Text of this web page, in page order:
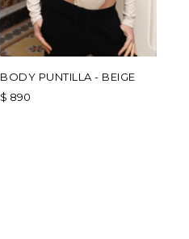
BODY PUNTILLA - BEIGE
$ 890